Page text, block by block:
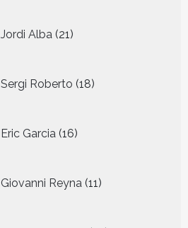
Jordi Alba 21
producten
Sergi Roberto 18
producten
Eric Garcia 16
producten
Giovanni Reyna 11
producten